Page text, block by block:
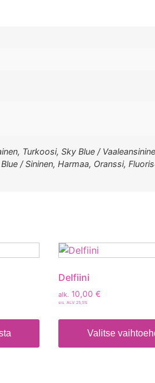
Turkoosi, Sky Blue /
/ Sininen, Harmaa, Oranssi,
Delfiini
alk. 10,00 €
sis. ALV 25,5%
Valitse